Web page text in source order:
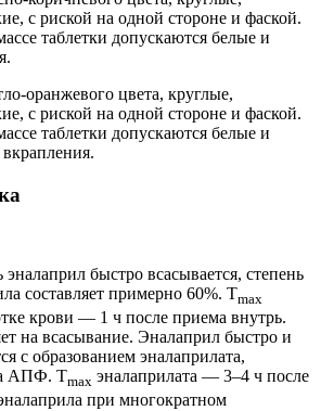
с риской на одной стороне и фаской.
таблетки допускаются белые и
оранжевого цвета, круглые,
с риской на одной стороне и фаской.
таблетки допускаются белые и
быстро всасывается, степень
составляет примерно 60%. Tmax
крови — 1 ч после приема внутрь.
на всасывание. Эналаприл быстро и
с образованием эналаприлата,
АПФ. Tmax эналаприлата — 3–4 ч после
при многократном